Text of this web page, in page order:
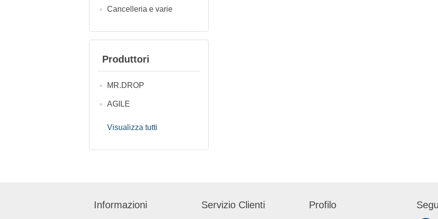
Cancelleria e varie
Produttori
MR.DROP
AGILE
Visualizza tutti
Informazioni Servizio Clienti Profilo